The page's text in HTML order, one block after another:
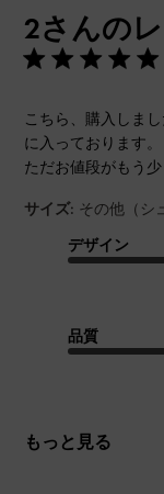
2さんの
こちら、購入しま
に入っております。
ただお値段がもう
サイズ: その他（シ
デザイン
品質
もっと見る